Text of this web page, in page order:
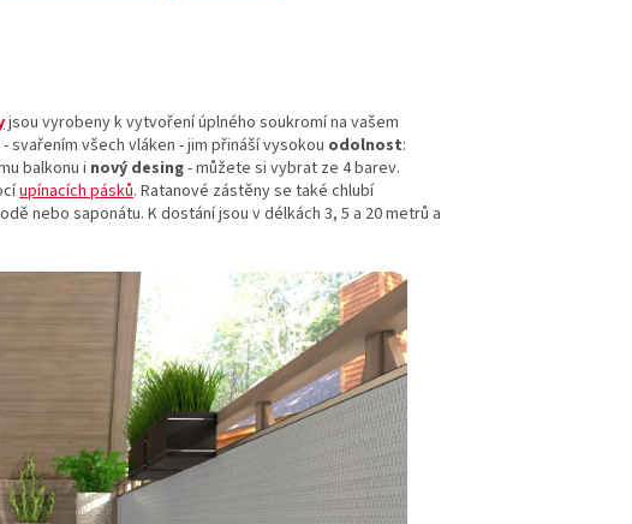
jsou vyrobeny k vytvoření úplného soukromí na vašem
všech vláken - jim přináší vysokou odolnost:
balkonu i nový desing- můžete si vybrat ze 4 barev.
upínacích pásků. Ratanové zástěny se také chlubí
nebo saponátu. K dostání jsou v délkách 3, 5 a 20 metrů a